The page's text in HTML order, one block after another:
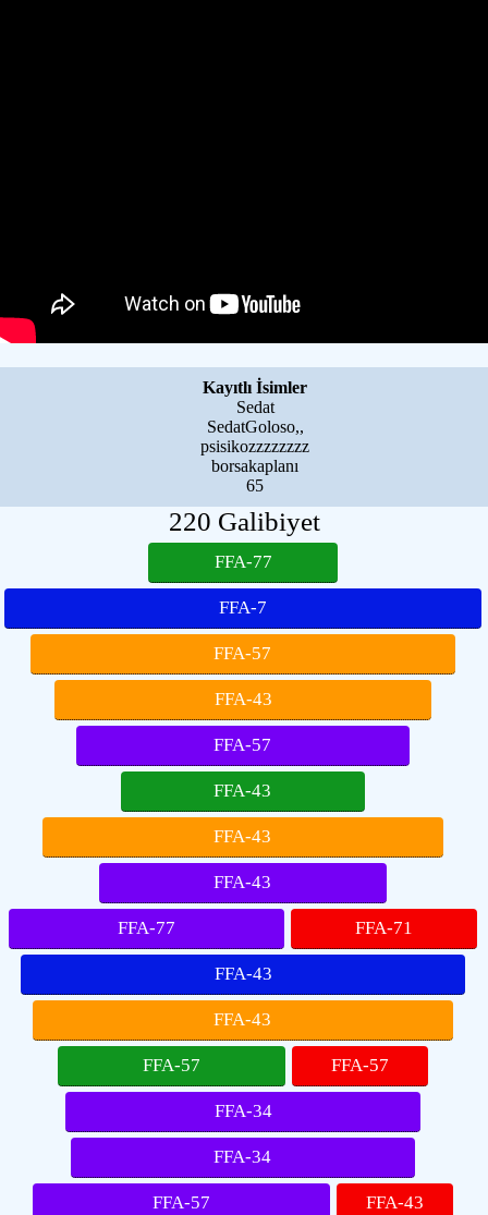
Kayıtlı İsimler
Sedat
SedatGoloso,,
psisikozzzzzzzz
borsakaplanı
65
220 Galibiyet
FFA-77
FFA-7
FFA-57
FFA-43
FFA-57
FFA-43
FFA-43
FFA-43
FFA-77 FFA-71
FFA-43
FFA-43
FFA-57 FFA-57
FFA-34
FFA-34
FFA-57 FFA-43